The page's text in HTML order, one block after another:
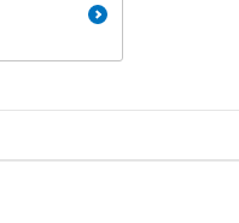
計画にとても便利で
。